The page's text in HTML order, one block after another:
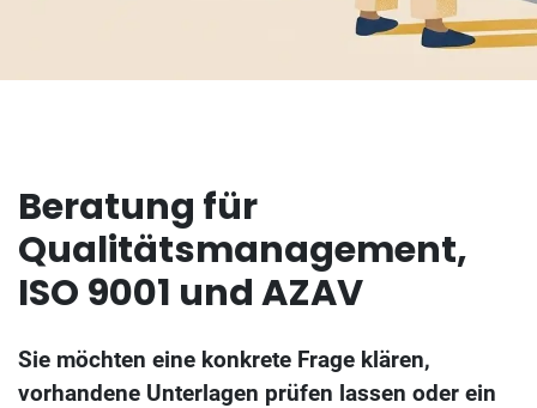
Beratung für
Qualitätsmanagement,
ISO 9001 und AZAV
Sie möchten eine konkrete Frage klären,
vorhandene Unterlagen prüfen lassen oder ein